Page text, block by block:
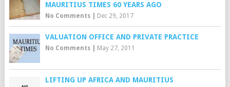
MAURITIUS TIMES 60 YEARS AGO
No Comments| Dec 29, 2017
VALUATION OFFICE AND PRIVATE PRACTICE
No Comments| May 27, 2011
LIFTING UP AFRICA AND MAURITIUS